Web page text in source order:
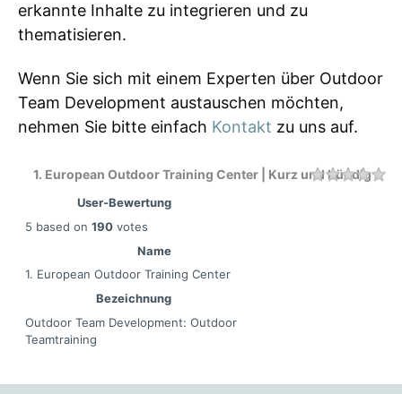
erkannte Inhalte zu integrieren und zu
thematisieren.
Wenn Sie sich mit einem Experten über Outdoor
Team Development austauschen möchten,
nehmen Sie bitte einfach Kontakt zu uns auf.
1. European Outdoor Training Center | Kurz und bündig
Rating
User-Bewertung
5 based on 190votes
Name
1. European Outdoor Training Center
Bezeichnung
Outdoor Team Development: Outdoor
Teamtraining